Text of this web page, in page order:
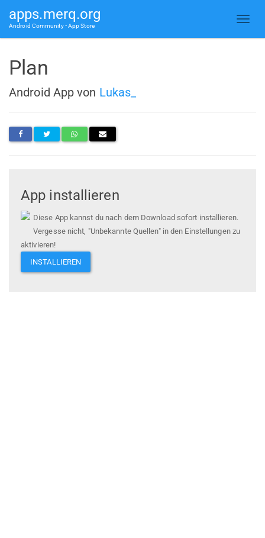
apps.merq.org
Android Community • App Store
Plan
Android App von Lukas_
App installieren
Diese App kannst du nach dem Download sofort installieren.
Vergesse nicht, "Unbekannte Quellen" in den Einstellungen zu
aktivieren!
INSTALLIEREN